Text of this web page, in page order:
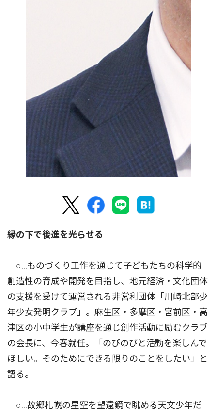
縁の下で後進を光らせる
○…ものづくり工作を通じて子どもたちの科学的
創造性の育成や開発を目指し、地元経済・文化団体
の支援を受けて運営される非営利団体「川崎北部少
年少女発明クラブ」。麻生区・多摩区・宮前区・高
津区の小中学生が講座を通じ創作活動に励むクラブ
の会長に、今春就任。「のびのびと活動を楽しんで
ほしい。そのためにできる限りのことをしたい」と
語る。
○…故郷札幌の星空を望遠鏡で眺める天文少年だ